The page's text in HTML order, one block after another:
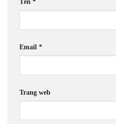
Email *
Trang web